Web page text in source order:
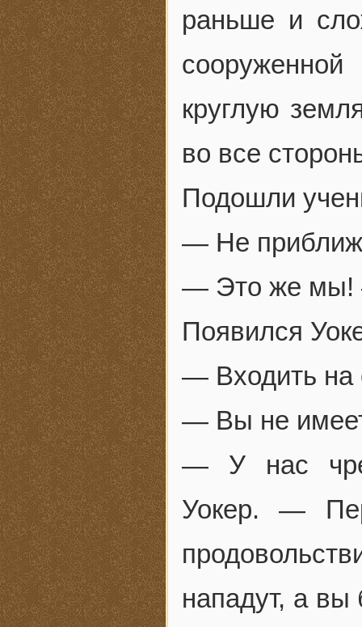
раньше и
круглую
во все
Подошли
— Не
— Это же мы!
Появился
— Входить на
— Вы не
— У нас
Уокер. —
нападут, а вы